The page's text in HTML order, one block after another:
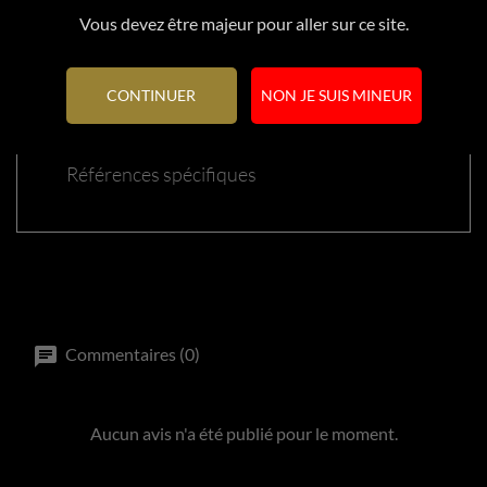
Vous devez être majeur pour aller sur ce site.
CONTINUER NON JE SUIS MINEUR
Référence
En stock
Références spécifiques
Commentaires (0)
Aucun avis n'a été publié pour le moment.